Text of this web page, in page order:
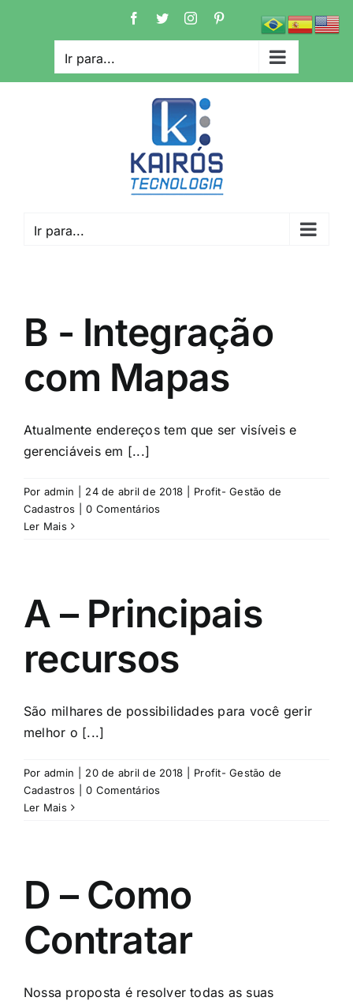
conteúdo
Facebook
TwitterInstagramPinterest
Ir para...
Ir para...
B - Integração
com Mapas
Atualmente endereços tem que ser visíveis e
gerenciáveis em [...]
Por admin 24 de abril de 2018
Profit- Gestão de
Cadastros
0 Comentários
Ler Mais
A – Principais
recursos
São milhares de possibilidades para você gerir
melhor o [...]
Por admin 20 de abril de 2018
Profit- Gestão de
Cadastros
0 Comentários
Ler Mais
D – Como
Contratar
Nossa proposta é resolver todas as suas